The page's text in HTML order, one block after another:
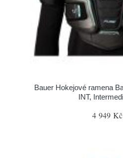
Bauer Hokejové ramena
INT,
4 949 Kč